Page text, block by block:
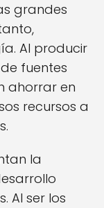
grandes
Al producir
fuentes
ahorrar en
recursos a
la
Al ser los